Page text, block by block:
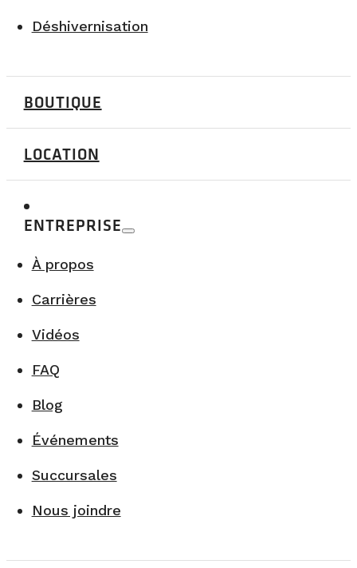
Déshivernisation
BOUTIQUE
LOCATION
ENTREPRISE
À propos
Carrières
Vidéos
FAQ
Blog
Événements
Succursales
Nous joindre